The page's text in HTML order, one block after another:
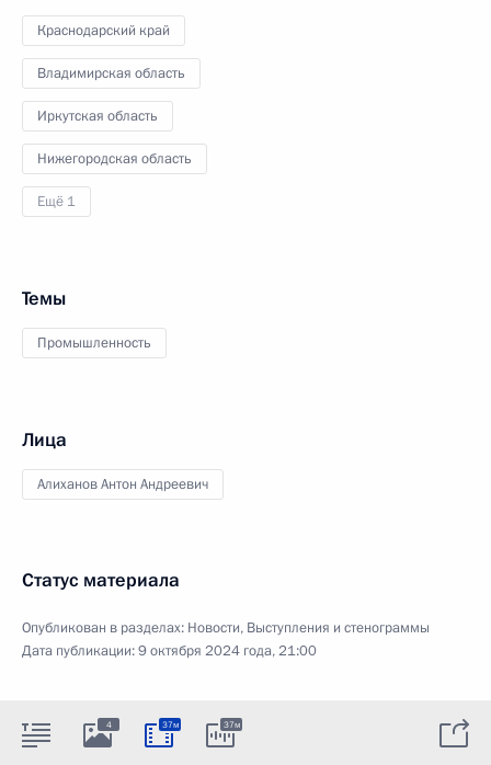
Краснодарский край
Владимирская область
Иркутская область
Нижегородская область
Ещё 1
Темы
Промышленность
Лица
Алиханов Антон Андреевич
Статус материала
Опубликован в разделах: Новости, Выступления и стенограммы
Дата публикации:9 октября 2024 года, 21:00
4 37м 37м